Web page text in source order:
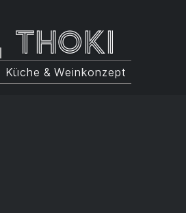
Thoki
Küche & Weinkonzept